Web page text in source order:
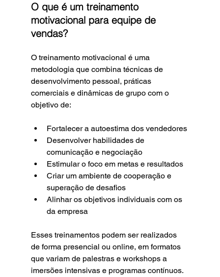
O que é um treinamento
motivacional para equipe de
vendas?
O treinamento motivacional é uma
metodologia que combina técnicas de
desenvolvimento pessoal, práticas
comerciais e dinâmicas de grupo com o
objetivo de:
Fortalecer a autoestima dos vendedores
Desenvolver habilidades de
comunicação e negociação
Estimular o foco em metas e resultados
Criar um ambiente de cooperação e
superação de desafios
Alinhar os objetivos individuais com os
da empresa
Esses treinamentos podem ser realizados
de forma presencial ou online, em formatos
que variam de palestras e workshops a
imersões intensivas e programas contínuos.